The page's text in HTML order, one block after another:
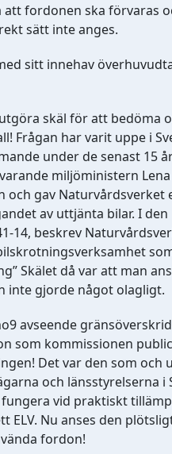
att fordonen ska förvaras
sätt inte anges.
sitt innehav
skäl för att bedöma
Frågan har varit uppe i
under de senast 15
miljöministern Lena
och gav Naturvårdsverket
av uttjänta bilar. I den
14, beskrev
Skälet då var att man
inte gjorde något olagligt.
avseende
som kommissionen
Det var den som och
och länsstyrelserna i
fungera vid praktiskt
Nu anses den
fordon!